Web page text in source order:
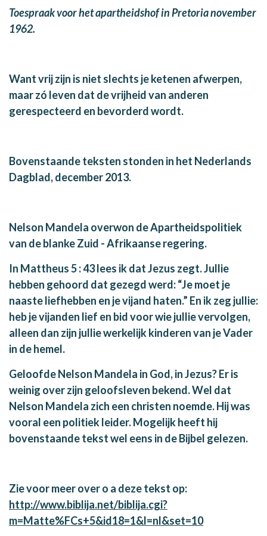
Toespraak voor het apartheidshof in Pretoria november
1962.
Want vrij zijn is niet slechts je ketenen afwerpen,
maar zó leven dat de vrijheid van anderen
gerespecteerd en bevorderd wordt.
Bovenstaande teksten stonden in het Nederlands
Dagblad, december 2013.
Nelson Mandela overwon de Apartheidspolitiek
van de blanke Zuid - Afrikaanse regering.
In Mattheus 5 : 43 lees ik dat Jezus zegt. Jullie
hebben gehoord dat gezegd werd: “Je moet je
naaste liefhebben en je vijand haten.” En ik zeg jullie:
heb je vijanden lief en bid voor wie jullie vervolgen,
alleen dan zijn jullie werkelijk kinderen van je Vader
in de hemel.
Geloofde Nelson Mandela in God, in Jezus? Er is
weinig over zijn geloofsleven bekend. Wel dat
Nelson Mandela zich een christen noemde. Hij was
vooral een politiek leider. Mogelijk heeft hij
bovenstaande tekst wel eens in de Bijbel gelezen.
Zie voor meer over o a deze tekst op:
http://www.biblija.net/biblija.cgi?
m=Matte%FCs+5&id18=1&l=nl&set=10